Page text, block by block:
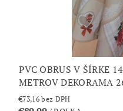
PVC OBRUS V ŠÍRKE
METROV DEKORAMA
€73,16 bez DPH